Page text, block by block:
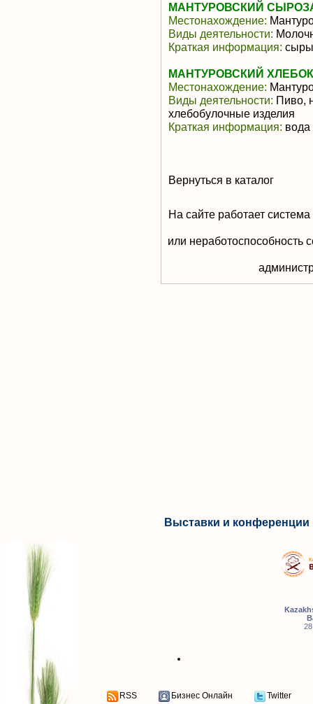
МАНТУРОВСКИЙ
Местонахождение:
Виды деятельности:
Краткая информация:
МАНТУРОВСКИЙ
Местонахождение:
Виды деятельности: Пиво,
хлебобулочные изделия
Краткая информация:
Вернуться в каталог
На сайте работает
или неработоспособность
Выставки и конференции
RSS Бизнес Онлайн Twitter